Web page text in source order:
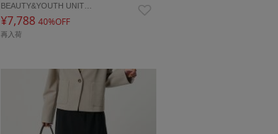
BEAUTY&YOUTH UNIT…
¥7,788 40%OFF
再入荷